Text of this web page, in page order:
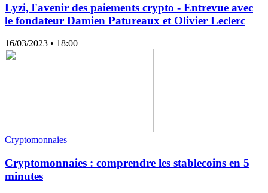
Lyzi, l'avenir des paiements crypto - Entrevue avec
le fondateur Damien Patureaux et Olivier Leclerc
16/03/2023 • 18:00
Cryptomonnaies
Cryptomonnaies : comprendre les stablecoins en 5
minutes